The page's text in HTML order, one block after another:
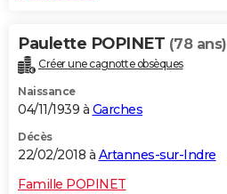
Paulette POPINET (78 ans)
Créer une cagnotte obsèques
Naissance
04/11/1939 à Garches
Décès
22/02/2018 à Artannes-sur-Indre
Famille POPINET